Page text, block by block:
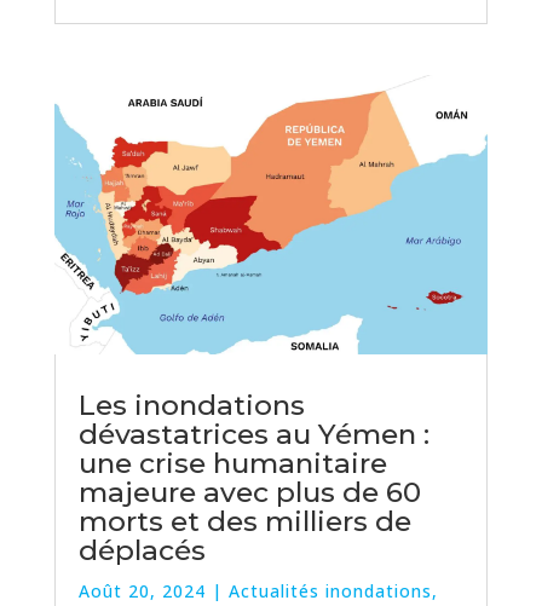
Les inondations
dévastatrices au Yémen :
une crise humanitaire
majeure avec plus de 60
morts et des milliers de
déplacés
Août 20, 2024 | Actualités inondations,